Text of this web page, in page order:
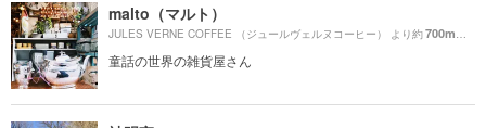
malto（マルト）
JULES VERNE COFFEE （ジュールヴェルヌコーヒー） より約700m （徒
童話の世界の雑貨屋さん